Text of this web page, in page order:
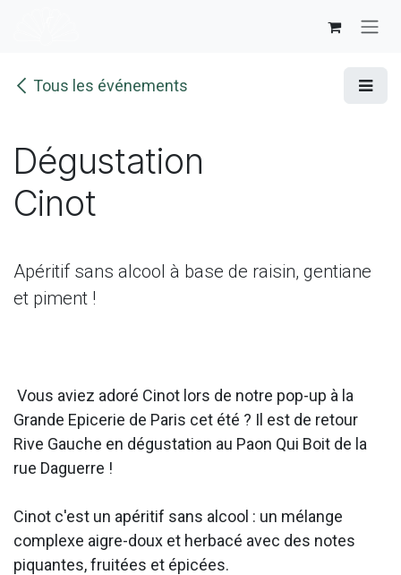
Tous les événements
Dégustation
Cinot
Apéritif sans alcool à base de raisin, gentiane
et piment !
Vous aviez adoré Cinot lors de notre pop-up à la
Grande Epicerie de Paris cet été ? Il est de retour
Rive Gauche en dégustation au Paon Qui Boit de la
rue Daguerre !
Cinot c'est un apéritif sans alcool : un mélange
complexe aigre-doux et herbacé avec des notes
piquantes, fruitées et épicées.